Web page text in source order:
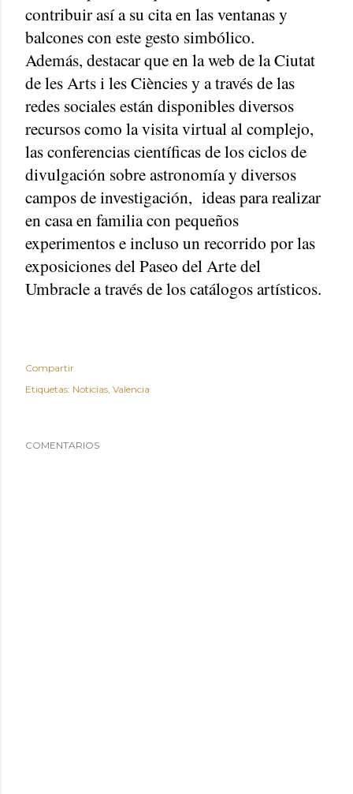
contribuir así a su cita en las ventanas y
balcones con este gesto simbólico.
Además, destacar que en la web de la Ciutat
de les Arts i les Ciències y a través de las
redes sociales están disponibles diversos
recursos como la visita virtual al complejo,
las conferencias científicas de los ciclos de
divulgación sobre astronomía y diversos
campos de investigación, ideas para realizar
en casa en familia con pequeños
experimentos e incluso un recorrido por las
exposiciones del Paseo del Arte del
Umbracle a través de los catálogos artísticos.
Compartir
Etiquetas: Noticias Valencia
COMENTARIOS